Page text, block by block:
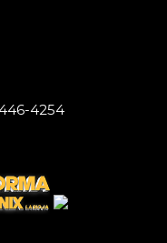
4254